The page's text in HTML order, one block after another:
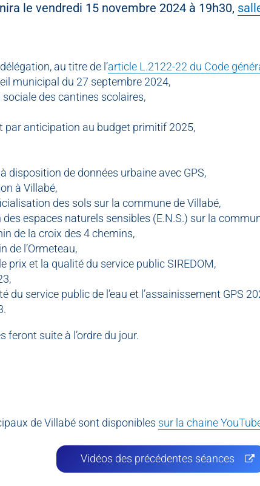
le vendredi 15 novembre 2024 à 19h30,
au titre de l’article L.2122-22 du Code
municipal du 27 septembre 2024,
des cantines scolaires,
par anticipation au budget primitif 2025,
disposition de données urbaine avec GPS,
à Villabé,
des sols sur la commune de Villabé,
espaces naturels sensibles (E.N.S.) sur la
de la croix des 4 chemins,
de l’Ormeteau,
prix et la qualité du service public SIREDOM,
du service public de l’eau et l’assainissement GPS
feront suite à l’ordre du jour.
de Villabé sont disponibles sur la chaine
Vidéos des précédentes séances